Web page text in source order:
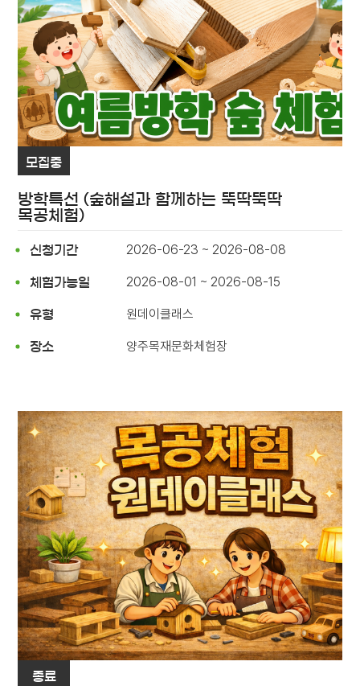
모집중
방학특선 (숲해설과 함께하는 뚝딱뚝딱
목공체험)
신청기간 2026-06-23 ~ 2026-08-08
체험가능일 2026-08-01 ~ 2026-08-15
유형 원데이클래스
장소 양주목재문화체험장
종료